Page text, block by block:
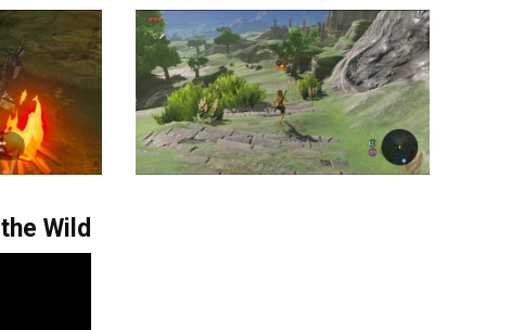
Wild